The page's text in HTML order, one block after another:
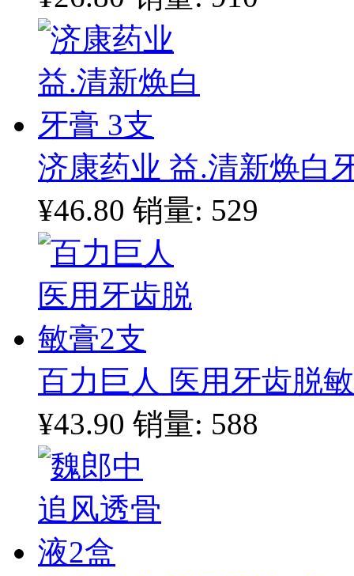
济康药业 益.清新焕白
¥46.80 销量: 529
百力巨人 医用牙齿脱
¥43.90 销量: 588